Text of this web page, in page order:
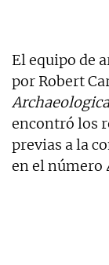
El equipo de
por Robert
encontró los
previas a la
en el número